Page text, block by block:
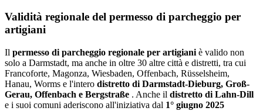
Validità regionale del permesso di parcheggio per
artigiani
Il permesso di parcheggio regionale per artigiani è valido non
solo a Darmstadt, ma anche in oltre 30 altre città e distretti, tra cui
Francoforte, Magonza, Wiesbaden, Offenbach, Rüsselsheim,
Hanau, Worms e l'intero distretto di Darmstadt-Dieburg, Groß-
Gerau, Offenbach e Bergstraße . Anche il distretto di Lahn-Dill
e i suoi comuni aderiscono all'iniziativa dal 1° giugno 2025